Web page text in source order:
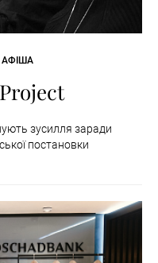
зусилля заради
постановки